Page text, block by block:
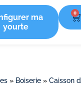
ma
yourte
0
» Boiserie » Caisson